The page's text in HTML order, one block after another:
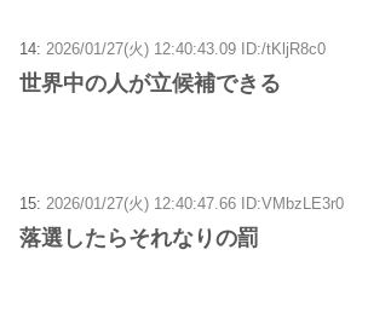
14: 2026/01/27(火) 12:40:43.09 ID:/tKljR8c0
世界中の人が立候補できる
15: 2026/01/27(火) 12:40:47.66 ID:VMbzLE3r0
落選したらそれなりの罰